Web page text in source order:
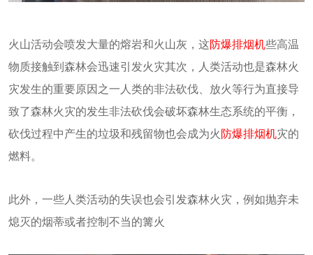
火山活动会喷发大量的熔岩和火山灰，这防爆排烟机些高温
物质接触到森林会迅速引发火灾其次，人类活动也是森林火
灾发生的重要原因之一人类的非法砍伐、放火等行为直接导
致了森林火灾的发生非法砍伐会破坏森林生态系统的平衡，
砍伐过程中产生的垃圾和残留物也会成为火 防爆排烟机灾的
燃料。
此外，一些人类活动的失误也会引发森林火灾，例如抛弃未
熄灭的烟蒂或者控制不当的篝火